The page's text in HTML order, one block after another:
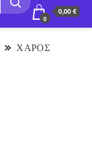
0
0,00 €
ΧΑΡΟΣ